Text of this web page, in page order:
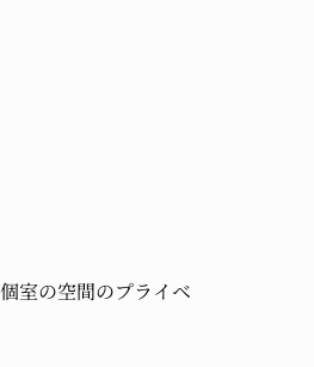
室の空間のプライベ